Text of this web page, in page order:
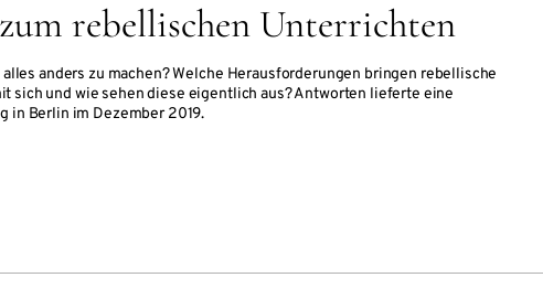
rebellischen Unterrichten
anders zu machen? Welche Herausforderungen bringen rebellische
sich und wie sehen diese eigentlich aus? Antworten lieferte eine
in Berlin im Dezember 2019.